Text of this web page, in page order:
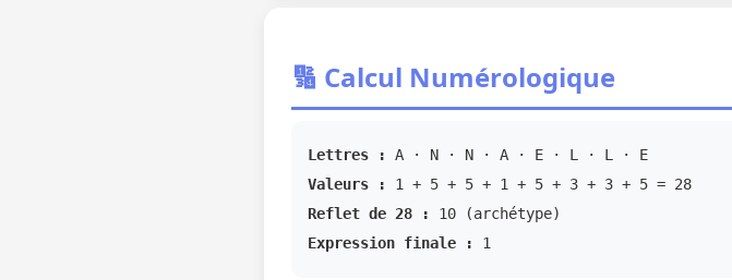
🔢 Calcul Numérologique
Lettres :
A · N · N · A · E · L · L · E
Valeurs :
1 + 5 + 5 + 1 + 5 + 3 + 3 + 5 = 28
Reflet de 28 :
10 (archétype)
Expression finale :
1